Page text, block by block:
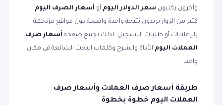
وآخرون يكتبون سعر الدولار اليوم أو أسعار الصرف اليوم.
كثير من الزوار يريدون نتيجة واحدة واضحة دون مواقع مزدحمة
بالإعلانات أو طلبات التسجيل. لذلك تجمع صفحة أسعار صرف
العملات اليوم الأداة والشرح وكلمات البحث الشائعة في مكان
واحد.
طريقة أسعار صرف العملات وأسعار صرف
العملات اليوم خطوة بخطوة